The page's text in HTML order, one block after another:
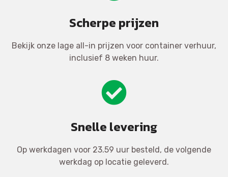
Scherpe prijzen
Bekijk onze lage all-in prijzen voor container verhuur,
inclusief 8 weken huur.
Snelle levering
Op werkdagen voor 23.59 uur besteld, de volgende
werkdag op locatie geleverd.